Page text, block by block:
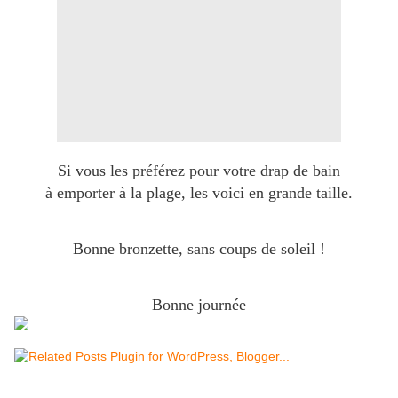
Si vous les préférez pour votre drap de bain
à emporter à la plage, les voici en grande taille.
Bonne bronzette, sans coups de soleil !
Bonne journée